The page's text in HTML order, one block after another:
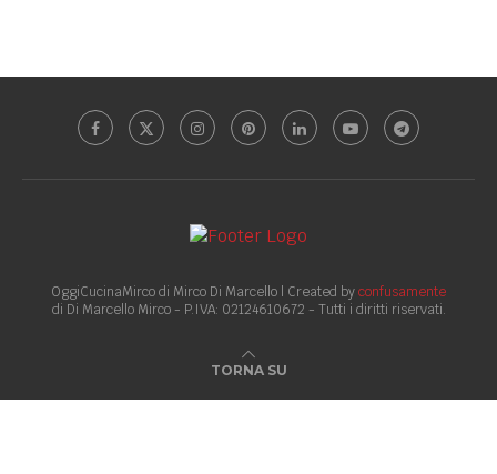
OggiCucinaMirco di Mirco Di Marcello | Created byconfusamente
di Di Marcello Mirco - P.IVA: 02124610672 - Tutti i diritti riservati.
TORNA SU